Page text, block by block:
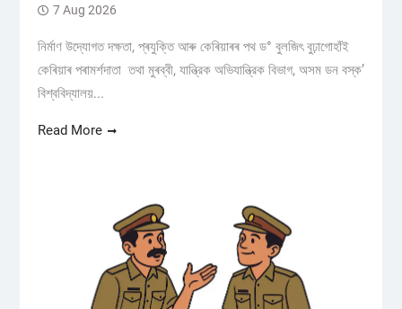
7 Aug 2026
নিৰ্মাণ উদ্যোগত দক্ষতা, প্ৰযুক্তি আৰু কেৰিয়াৰৰ পথ ড° বুলজিৎ বুঢ়াগোহাঁই
কেৰিয়াৰ পৰামৰ্শদাতা তথা মুৰব্বী, যান্ত্রিক অভিযান্ত্রিক বিভাগ, অসম ডন বস্ক’
বিশ্ববিদ্যালয়...
Read More